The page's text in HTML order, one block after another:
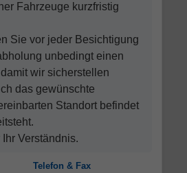
Fahrzeuge kurzfristig
Sie vor jeder Besichtigung
unbedingt einen
wir sicherstellen
das gewünschte
Standort befindet
Verständnis.
Telefon & Fax